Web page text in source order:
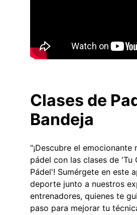
Clases de
Bandeja
"¡Descubre el emocionante
pádel con las clases de 'Tu
Pádel'! Sumérgete en este
deporte junto a nuestros
entrenadores, quienes te
paso para mejorar tu